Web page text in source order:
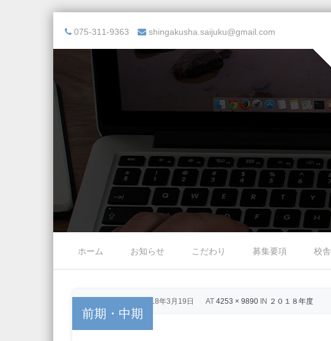
075-311-9363 shingakusha.saijuku@gmail.com
Menu
ホーム
お知らせ こだわり 募集要項 校舎
前期・中期
2018年3月19日 AT 4253 × 9890 IN ２０１８年度
← Previous Next →